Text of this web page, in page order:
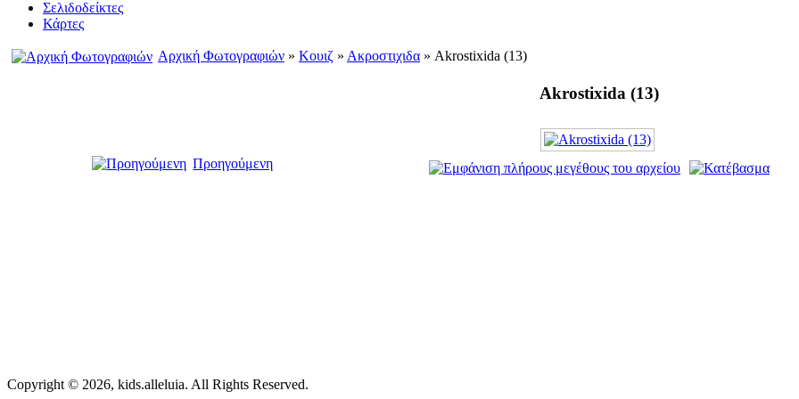
Σελιδοδείκτες
Κάρτες
Αρχική Φωτογραφιών » Κουιζ » Ακροστιχιδα » Akrostixida (13)
Akrostixida (13)
Προηγούμενη
Copyright © 2026, kids.alleluia. All Rights Reserved.